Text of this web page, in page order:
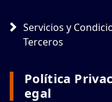
Servicios y
Terceros
Política
Egal